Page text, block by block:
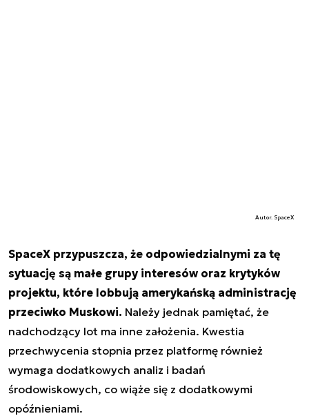
Autor. SpaceX
SpaceX przypuszcza, że odpowiedzialnymi za tę
sytuację są małe grupy interesów oraz krytyków
projektu, które lobbują amerykańską administrację
przeciwko Muskowi. Należy jednak pamiętać, że
nadchodzący lot ma inne założenia. Kwestia
przechwycenia stopnia przez platformę również
wymaga dodatkowych analiz i badań
środowiskowych, co wiąże się z dodatkowymi
opóźnieniami.